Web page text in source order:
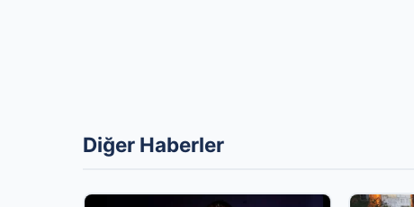
Diğer Haberler